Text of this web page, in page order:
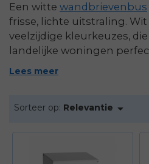
Een witte wandbrievenbus
frisse, lichte uitstraling.
veelzijdige kleurkeuzes,
landelijke woningen
Op deze pagina vindt u
merken.
Lees meer
Sorteer op: Relevantie 